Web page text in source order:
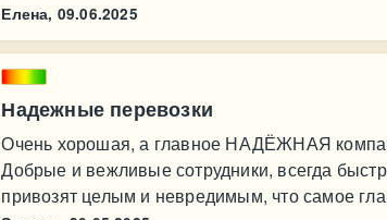
Елена, 09.06.2025
Надежные перевозки
Очень хорошая, а главное НАДЁЖНАЯ
Добрые и вежливые сотрудники, всегда
привозят целым и невредимым, что самое